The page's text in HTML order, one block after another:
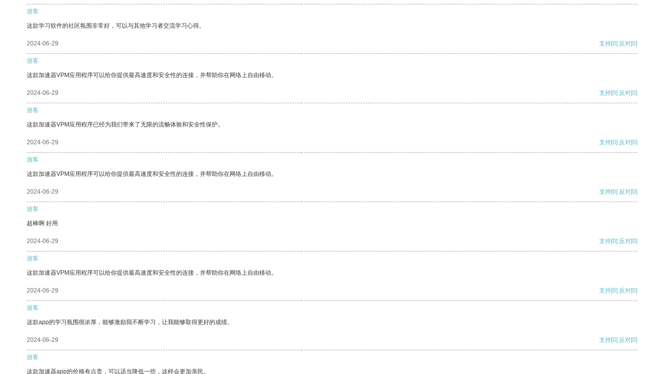
游客
这款学习软件的社区氛围非常好，可以与其他学习者交流学习心得。
2024-06-29 支持[0] 反对[0]
游客
这款加速器VPM应用程序可以给你提供最高速度和安全性的连接，并帮助你在网络上自由移动。
2024-06-29 支持[0] 反对[0]
游客
这款加速器VPM应用程序已经为我们带来了无限的流畅体验和安全性保护。
2024-06-29 支持[0] 反对[0]
游客
这款加速器VPM应用程序可以给你提供最高速度和安全性的连接，并帮助你在网络上自由移动。
2024-06-29 支持[0] 反对[0]
游客
超棒啊 好用
2024-06-29 支持[0] 反对[0]
游客
这款加速器VPM应用程序可以给你提供最高速度和安全性的连接，并帮助你在网络上自由移动。
2024-06-29 支持[0] 反对[0]
游客
这款app的学习氛围很浓厚，能够激励我不断学习，让我能够取得更好的成绩。
2024-06-29 支持[0] 反对[0]
游客
这款加速器app的价格有点贵，可以适当降低一些，这样会更加亲民。